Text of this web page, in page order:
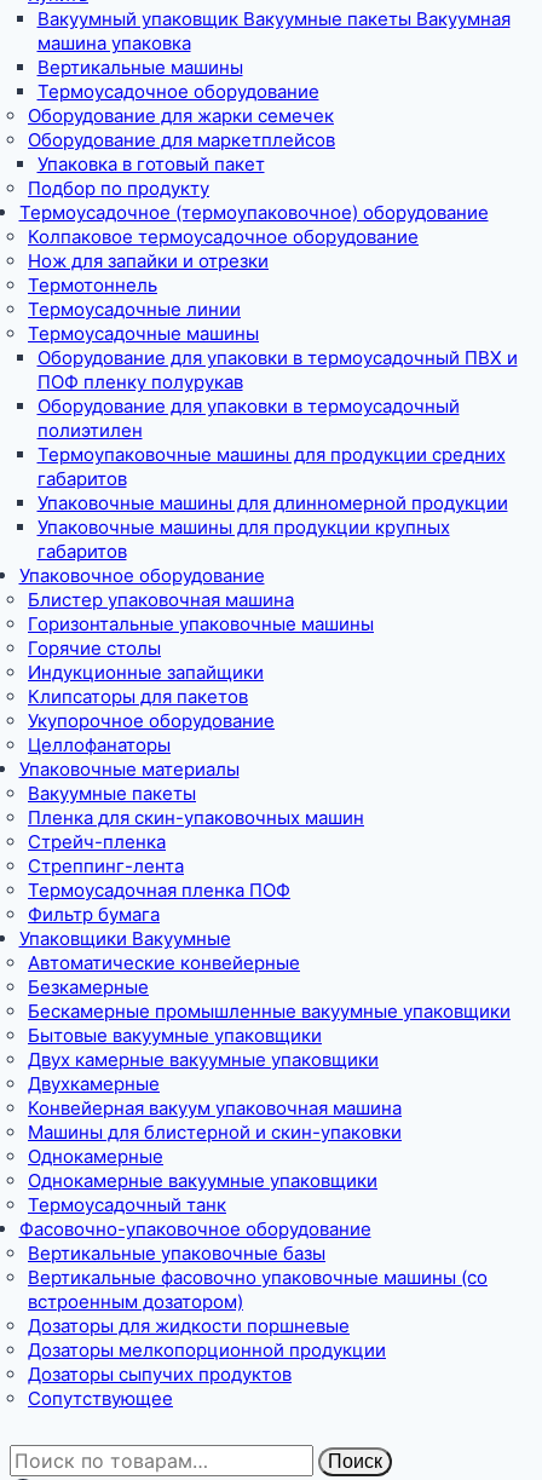
Вакуумный упаковщик Вакуумные пакеты Вакуумная
машина упаковка
Вертикальные машины
Термоусадочное оборудование
Оборудование для жарки семечек
Оборудование для маркетплейсов
Упаковка в готовый пакет
Подбор по продукту
Термоусадочное (термоупаковочное) оборудование
Колпаковое термоусадочное оборудование
Нож для запайки и отрезки
Термотоннель
Термоусадочные линии
Термоусадочные машины
Оборудование для упаковки в термоусадочный ПВХ и
ПОФ пленку полурукав
Оборудование для упаковки в термоусадочный
полиэтилен
Термоупаковочные машины для продукции средних
габаритов
Упаковочные машины для длинномерной продукции
Упаковочные машины для продукции крупных
габаритов
Упаковочное оборудование
Блистер упаковочная машина
Горизонтальные упаковочные машины
Горячие столы
Индукционные запайщики
Клипсаторы для пакетов
Укупорочное оборудование
Целлофанаторы
Упаковочные материалы
Вакуумные пакеты
Пленка для скин-упаковочных машин
Стрейч-пленка
Стреппинг-лента
Термоусадочная пленка ПОФ
Фильтр бумага
Упаковщики Вакуумные
Автоматические конвейерные
Безкамерные
Бескамерные промышленные вакуумные упаковщики
Бытовые вакуумные упаковщики
Двух камерные вакуумные упаковщики
Двухкамерные
Конвейерная вакуум упаковочная машина
Машины для блистерной и скин-упаковки
Однокамерные
Однокамерные вакуумные упаковщики
Термоусадочный танк
Фасовочно-упаковочное оборудование
Вертикальные упаковочные базы
Вертикальные фасовочно упаковочные машины (со
встроенным дозатором)
Дозаторы для жидкости поршневые
Дозаторы мелкопорционной продукции
Дозаторы сыпучих продуктов
Сопутствующее
Искать: Поиск